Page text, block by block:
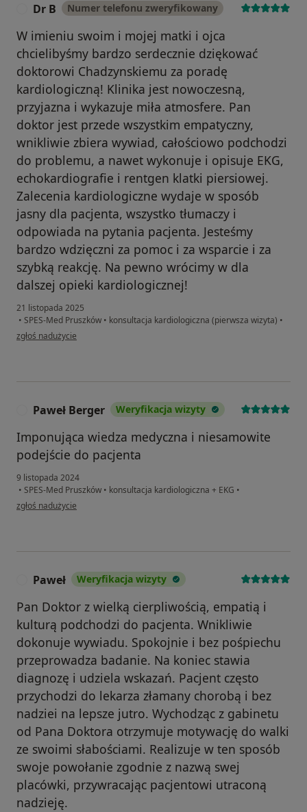
Dr B Numer telefonu zweryfikowany
W imieniu swoim i mojej matki i ojca
chcielibyśmy bardzo serdecznie dziękować
doktorowi Chadzynskiemu za poradę
kardiologiczną! Klinika jest nowoczesną,
przyjazna i wykazuje miła atmosfere. Pan
doktor jest przede wszystkim empatyczny,
wnikliwie zbiera wywiad, całościowo podchodzi
do problemu, a nawet wykonuje i opisuje EKG,
echokardiografie i rentgen klatki piersiowej.
Zalecenia kardiologiczne wydaje w sposób
jasny dla pacjenta, wszystko tłumaczy i
odpowiada na pytania pacjenta. Jesteśmy
bardzo wdzięczni za pomoc i za wsparcie i za
szybką reakcję. Na pewno wrócimy w dla
dalszej opieki kardiologicznej!
21 listopada 2025
• SPES-Med Pruszków • konsultacja kardiologiczna (pierwsza wizyta) •
w opinii użytkownika Dr B
zgłoś nadużycie
Paweł Berger Weryfikacja wizyty
Imponująca wiedza medyczna i niesamowite
podejście do pacjenta
9 listopada 2024
• SPES-Med Pruszków • konsultacja kardiologiczna + EKG •
w opinii użytkownika Paweł Berger
zgłoś nadużycie
Paweł Weryfikacja wizyty
Pan Doktor z wielką cierpliwością, empatią i
kulturą podchodzi do pacjenta. Wnikliwie
dokonuje wywiadu. Spokojnie i bez pośpiechu
przeprowadza badanie. Na koniec stawia
diagnozę i udziela wskazań. Pacjent często
przychodzi do lekarza złamany chorobą i bez
nadziei na lepsze jutro. Wychodząc z gabinetu
od Pana Doktora otrzymuje motywację do walki
ze swoimi słabościami. Realizuje w ten sposób
swoje powołanie zgodnie z nazwą swej
placówki, przywracając pacjentowi utraconą
nadzieję.